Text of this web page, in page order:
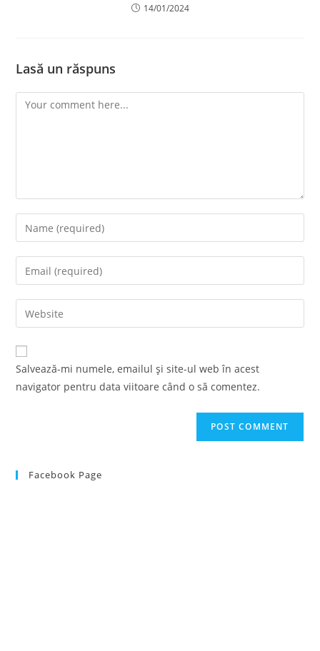
14/01/2024
Lasă un răspuns
Comment
Enter
your
name
comment
Enter
your
email
address
comment
Enter
your
website
URL
Salvează-mi numele, emailul și site-ul web în acest
navigator pentru data viitoare când o să comentez.
Facebook Page